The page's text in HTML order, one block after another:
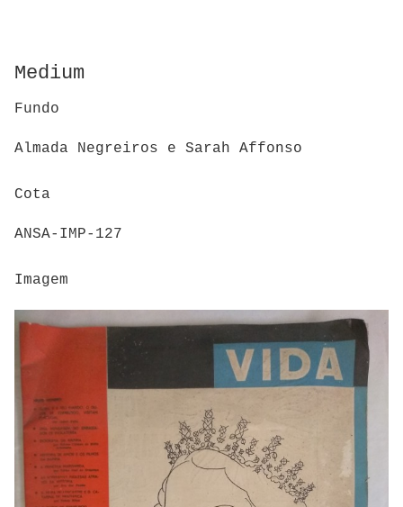
Medium
Fundo
Almada Negreiros e Sarah Affonso
Cota
ANSA-IMP-127
Imagem